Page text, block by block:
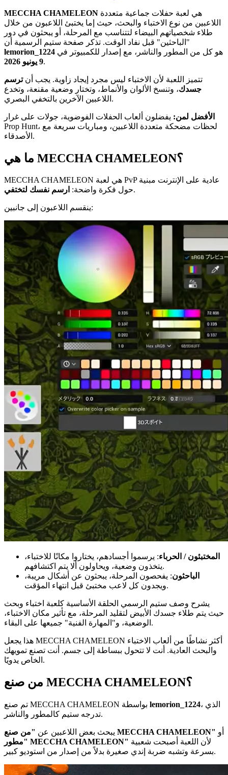
MECCHA CHAMELEON
اللاعبين من نوع الاختباء والبحث، حيث إما يختبئ اللاعبون من خلال
طلاء شخصياتهم البيضاء لتتناسب مع المرحلة، أو يبحثون في دور
"الباحثين" قبل نفاد الوقت. تذكر صفحة ستيم الرسمية أن
lemorion_1224 هو كل من المطور والناشر، مع إصدار للكمبيوتر في
9 يونيو 2026.
تتميز اللعبة لأن الاختباء ليس مجرد إيجاد زاوية. يجب أنترسم
جسدك، وتنسخ الألوان والأنماط، وتختار وضعية مقنعة، وتخدع
اللاعبين الآخرين بالتخفي البصري.
الأفضل لمن: يفضلون ألعاب الحفلات الفوضوية، جولات على غرار
Prop Hunt، لحظات مضحكة متعددة اللاعبين، ومباريات سريعة مع
الأصدقاء.
ما هي MECCHA CHAMELEON؟
MECCHA CHAMELEON هي لعبة PvP عادية على الإنترنت مبنية
حول فكرة واضحة: ارسم نفسك لتختفي .
ينقسم اللاعبون إلى جانبين:
المختبئون / الحرباء: يرسموا أجسادهم، يختاروا مكانًا للاختباء،
يتخذون وضعية، ويحاولون ألا يتم اكتشافهم.
الباحثون: يفحصون المرحلة، يبحثون عن أشكال مريبة،
ويجدون كل لاعب مختبئ قبل انتهاء المؤقت.
يشرح وصف ستيم الرسمي الحلقة الأساسية كلعبة اختباء وبحث
حيث يتم طلاء جسدك الأبيض لتقليد المرحلة، مع تأثير مكان الاختباء،
الوضعية، و"المهارة الفنية" جميعها على البقاء.
هذا يجعل MECCHA CHAMELEON أكثر نشاطًا من ألعاب الاختباء
والبحث العادية. أنت لا تتحول ببساطة إلى جسم. أنت تصنع تمويهك
الخاص يدويًا.
من صنع MECCHA CHAMELEON؟
lemorion_1224، الذي
تدرجه ستيم كالمطور والناشر.
يبحث بعض اللاعبين عن "من صنع MECCHA CHAMELEON" أو
"مطور MECCHA CHAMELEON"
بسرعة وتشبه ضربة إندي صغيرة بدلاً من إصدار من استوديو كبير.